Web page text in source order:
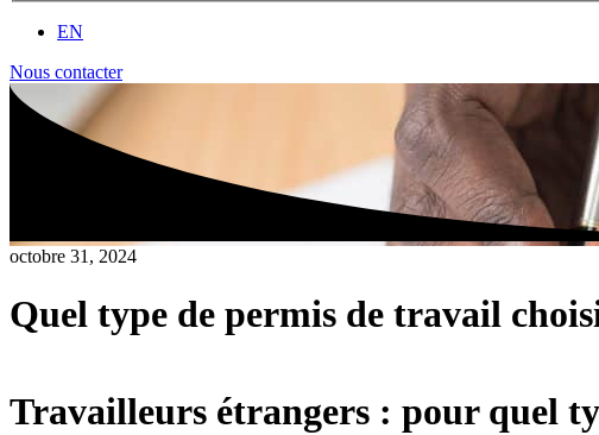
EN
Nous contacter
octobre 31, 2024
Quel type de permis de travail
Travailleurs étrangers : pour quel